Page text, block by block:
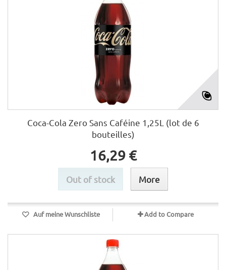
Coca-Cola Zero Sans Caféine 1,25L (lot de 6
bouteilles)
16,29 €
Out of stock More
Auf meine Wunschliste Add to Compare